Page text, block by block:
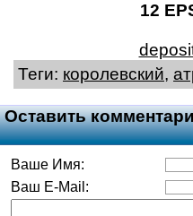
12
Теги: королевский,
Оставить
Ваше Имя:
Ваш E-Mail: